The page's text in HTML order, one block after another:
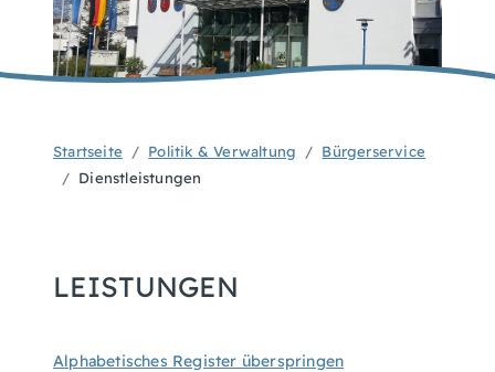
Startseite Politik & Verwaltung
Bürgerservice
Dienstleistungen
LEISTUNGEN
Alphabetisches Register überspringen